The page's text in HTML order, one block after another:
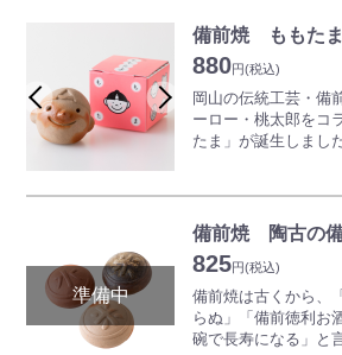
愛らしい表情や、温
が癒されます。
また、水やお酒、ご
玉」としても使って
備前焼 ももたま
880円(税込)
岡山の伝統工芸・備
ーロー・桃太郎をコ
たま」が誕生しました
愛らしい表情や、温
が癒されます。
また、水やお酒、ご
玉」としても使って
備前焼 陶古の
825円(税込)
備前焼は古くから、
らぬ」「備前徳利お
碗で長寿になる」と